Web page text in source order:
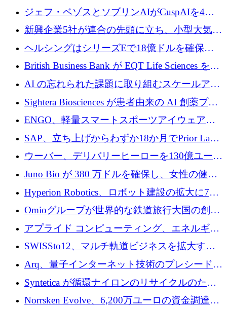
ーズ B に参加し、AI を活用した倉庫自動化を
ジェフ・ベゾスとソブリンAIがCuspAIを4億
5,000万ドルの資金調達で支援
新興企業5社が連合の先頭に立ち、小型大気質
センサーをEUのクリーンエア政策の中心に据
ヘルシングはシリーズEで18億ドルを確保、
ウーバーはデリバリー・ヒーローを130億ユー
銀行を立ち上げる
British Business Bank が EQT Life Sciences を
2,500 万ユーロのコミットメントで支援
AI の忘れられた課題に取り組むスケールアッ
プを実現: カメラロール
Sightera Biosciences が患者由来の AI 創薬プラ
ットフォームを拡大するために 300 万ユーロ
のプレシードをクローズ
ENGO、軽量スマートスポーツアイウェアの
進歩のために510万ユーロを調達
SAP、立ち上げからわずか18か月でPrior Labs
を10億ユーロ以上の契約で買収
ウーバー、デリバリーヒーローを130億ユーロ
の契約で買収、99か国にまたがるプラットフ
ォームを構築
Juno Bio が 380 万ドルを確保し、女性の健康
専用の初のシーケンスラボを開設
Hyperion Robotics、ロボット建設の拡大に740
万ドルを確保
Omioグループが世界的な鉄道旅行大国の創設
を目指してRail Europeを買収
アプライド コンピューティング、エネルギー
向け基盤 AI の拡張に 2,000 万ドルを調達
SWISSto12、マルチ軌道ビジネスを拡大する
ためにシリーズCで7,000万ドルを調達
Arq、量子インターネット技術のプレシードと
して140万ドルを確保
Syntetica が循環ナイロンのリサイクルのため
にシリーズ A で 3,000 万ドルを調達
Norrsken Evolve、6,200万ユーロの資金調達